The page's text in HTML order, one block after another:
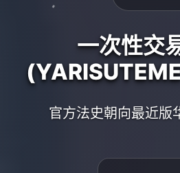
一次性交
官方法史朝向最近版